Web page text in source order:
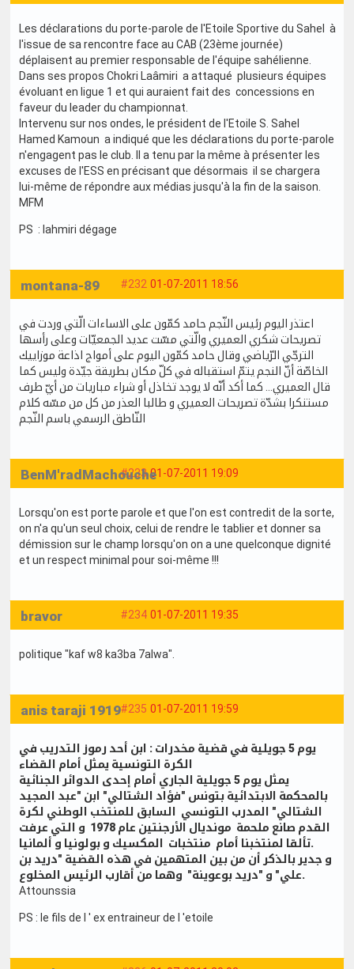
Les déclarations du porte-parole de l'Etoile Sportive du Sahel à
l'issue de sa rencontre face au CAB (23ème journée)
déplaisent au premier responsable de l'équipe sahélienne.
Dans ses propos Chokri Laâmiri a attaqué plusieurs équipes
évoluant en ligue 1 et qui auraient fait des concessions en
faveur du leader du championnat.
Intervenu sur nos ondes, le président de l'Etoile S. Sahel
Hamed Kamoun a indiqué que les déclarations du porte-parole
n'engagent pas le club. Il a tenu par la même à présenter les
excuses de l'ESS en précisant que désormais il se chargera
lui-même de répondre aux médias jusqu'à la fin de la saison.
MFM
PS : lahmiri dégage
#232 01-07-2011 18:56
montana-89
اعتذر اليوم رئيس النّجم حامد كمّون على الاساءات الّتي وردت في
تصريحات شكري العميري والّتي مسّت عديد الجمعيّات وعلى رأسها
الترجّي الرّياضي وقال حامد كمّون اليوم على أمواج اذاعة موزاييك
الخاصّة أنّ النجم يتمّ استقباله في كلّ مكان بطريقة جيّدة وليس كما
قال العميري... كما أكد أنّه لا يوجد تخاذل أو شراء مباريات من أيّ طرف
مستنكرا بشدّة تصريحات العميري و طالبا العذر من كل من مسّه كلام
النّاطق الرسمي باسم النّجم
#233 01-07-2011 19:09
BenM'radMachouche
Lorsqu'on est porte parole et que l'on est contredit de la sorte,
on n'a qu'un seul choix, celui de rendre le tablier et donner sa
démission sur le champ lorsqu'on on a une quelconque dignité
et un respect minimal pour soi-même !!!
#234 01-07-2011 19:35
bravor
politique "kaf w8 ka3ba 7alwa".
#235 01-07-2011 19:59
anis taraji 1919
يوم 5 جويلية في قضية مخدرات : ابن أحد رموز التدريب في
الكرة التونسية يمثل أمام القضاء
يمثل يوم 5 جويلية الجاري أمام إحدى الدوائر الجنائية
بالمحكمة الابتدائية بتونس "فؤاد الشتالي" ابن "عبد المجيد
الشتالي" المدرب التونسي السابق للمنتخب الوطني لكرة
القدم صانع ملحمة مونديال الأرجنتين عام 1978 و التي عرفت
تألقا لمنتخبنا أمام منتخبات المكسيك و بولونيا و ألمانيا.
و جدير بالذكر أن من بين المتهمين في هذه القضية "دريد بن
علي" و "دريد بوعوينة" وهما من أقارب الرئيس المخلوع.
Attounssia
PS : le fils de l ' ex entraineur de l 'etoile